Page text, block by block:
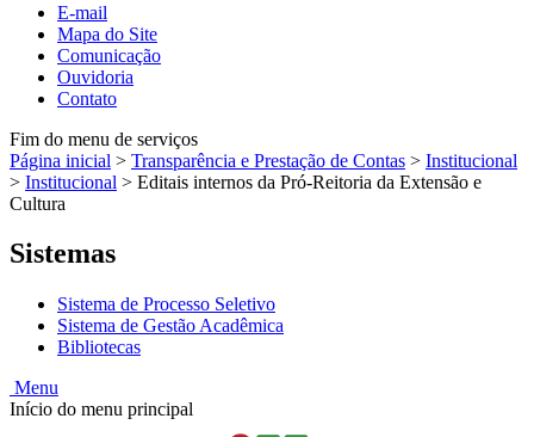
E-mail
Mapa do Site
Comunicação
Ouvidoria
Contato
Fim do menu de serviços
Página inicial > Transparência e Prestação de Contas > Institucional
> Institucional > Editais internos da Pró-Reitoria da Extensão e
Cultura
Sistemas
Sistema de Processo Seletivo
Sistema de Gestão Acadêmica
Bibliotecas
Menu
Início do menu principal